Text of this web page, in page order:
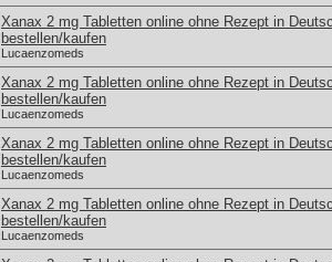
Xanax 2 mg Tabletten online ohne Rezept in
bestellen/kaufen
Lucaenzomeds
Xanax 2 mg Tabletten online ohne Rezept in
bestellen/kaufen
Lucaenzomeds
Xanax 2 mg Tabletten online ohne Rezept in
bestellen/kaufen
Lucaenzomeds
Xanax 2 mg Tabletten online ohne Rezept in
bestellen/kaufen
Lucaenzomeds